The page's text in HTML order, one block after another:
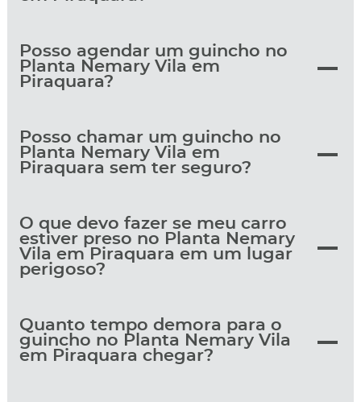
Posso agendar um guincho no
Planta Nemary Vila em
Piraquara?
Posso chamar um guincho no
Planta Nemary Vila em
Piraquara sem ter seguro?
O que devo fazer se meu carro
estiver preso no Planta Nemary
Vila em Piraquara em um lugar
perigoso?
Quanto tempo demora para o
guincho no Planta Nemary Vila
em Piraquara chegar?